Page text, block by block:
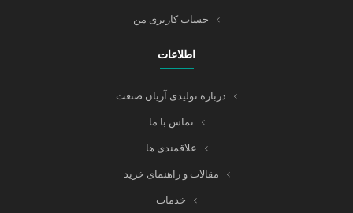
حساب کاربری من
اطلاعات
درباره تولیدی آریان صنعت
تماس با ما
علاقمندی ها
مقالات و راهنمای خرید
خدمات